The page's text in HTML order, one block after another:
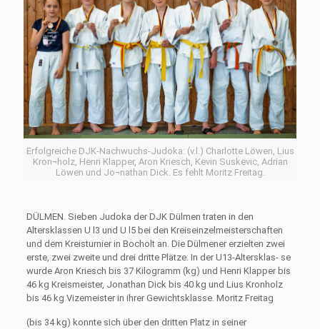
Erfolgreiche DJK-Nachwuchs-Judoka: (v.l.) Charlotte Löwen, Lius
Kron¬holz, Henri Klapper, Aron Kriesch, Kevin Suskevic, Adrian
Löwen und Jo¬nathan Dick. Es fehlt Moritz Freitag.
DÜLMEN. Sieben Judoka der DJK Dülmen traten in den
Altersklassen U l3 und U l5 bei den Kreiseinzelmeister­schaften
und dem Kreistur­nier in Bocholt an. Die Dül­mener erzielten zwei
erste, zwei zweite und drei dritte Plätze. In der U13-Altersklas- se
wurde Aron Kriesch bis 37 Kilogramm (kg) und Henri Klapper bis
46 kg Kreismeis­ter, Jonathan Dick bis 40 kg und Lius Kronholz
bis 46 kg Vizemeister in ihrer Ge­wichtsklasse. Moritz Freitag
(bis 34 kg) konnte sich über den dritten Platz in seiner